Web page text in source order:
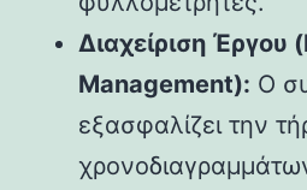
Διαχείριση Έργου
Management): Ο
εξασφαλίζει την